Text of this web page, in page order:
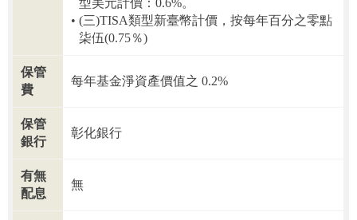
型美元計價：0.6%。
(三)TISA類型新臺幣計價，按每年百分之零點
柒伍(0.75％)
保管
費
每年基金淨資產價值之 0.2%
保管
銀行
彰化銀行
有無
配息
無